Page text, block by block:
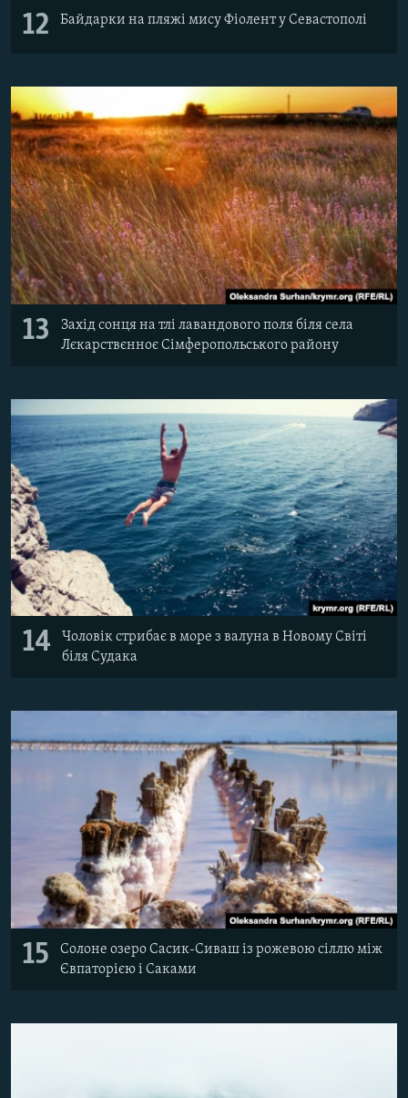
12 Байдарки на пляжі мису Фіолент у Севастополі
13
Захід сонця на тлі лавандового поля біля села
Лєкарствєнноє Сімферопольського району
14
Чоловік стрибає в море з валуна в Новому Світі
біля Судака
15
Солоне озеро Сасик-Сиваш із рожевою сіллю між
Євпаторією і Саками